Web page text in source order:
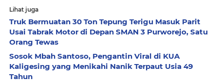
Lihat juga
Truk Bermuatan 30 Ton Tepung Terigu Masuk Parit
Usai Tabrak Motor di Depan SMAN 3 Purworejo, Satu
Orang Tewas
Sosok Mbah Santoso, Pengantin Viral di KUA
Kaligesing yang Menikahi Nanik Terpaut Usia 49
Tahun